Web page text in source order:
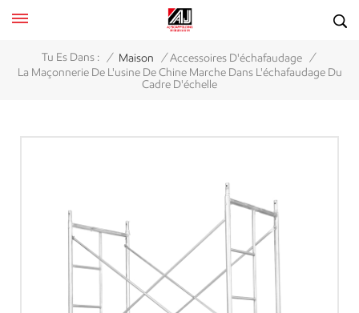
Tu Es Dans : / Maison / Accessoires D'échafaudage /
La Maçonnerie De L'usine De Chine Marche Dans L'échafaudage Du
Cadre D'échelle